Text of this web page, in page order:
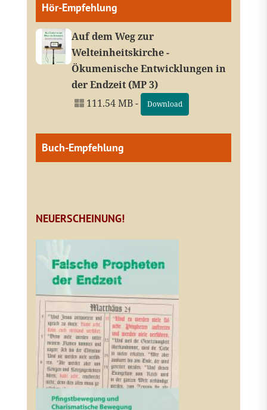
Hör-Empfehlung
Auf dem Weg zur
Welteinheitskirche -
Ökumenische Entwicklungen in
der Endzeit (MP 3)
111.54 MB -
Download
Buch-Empfehlung
NEUERSCHEINUNG!